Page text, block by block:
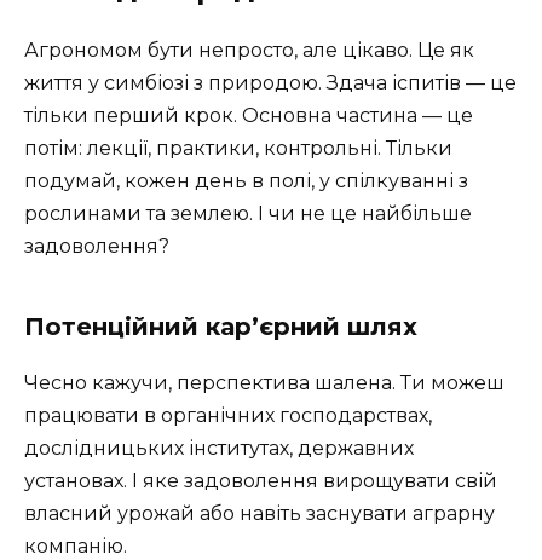
Агрономом бути непросто, але цікаво. Це як
життя у симбіозі з природою. Здача іспитів — це
тільки перший крок. Основна частина — це
потім: лекції, практики, контрольні. Тільки
подумай, кожен день в полі, у спілкуванні з
рослинами та землею. І чи не це найбільше
задоволення?
Потенційний кар’єрний шлях
Чесно кажучи, перспектива шалена. Ти можеш
працювати в органічних господарствах,
дослідницьких інститутах, державних
установах. І яке задоволення вирощувати свій
власний урожай або навіть заснувати аграрну
компанію.